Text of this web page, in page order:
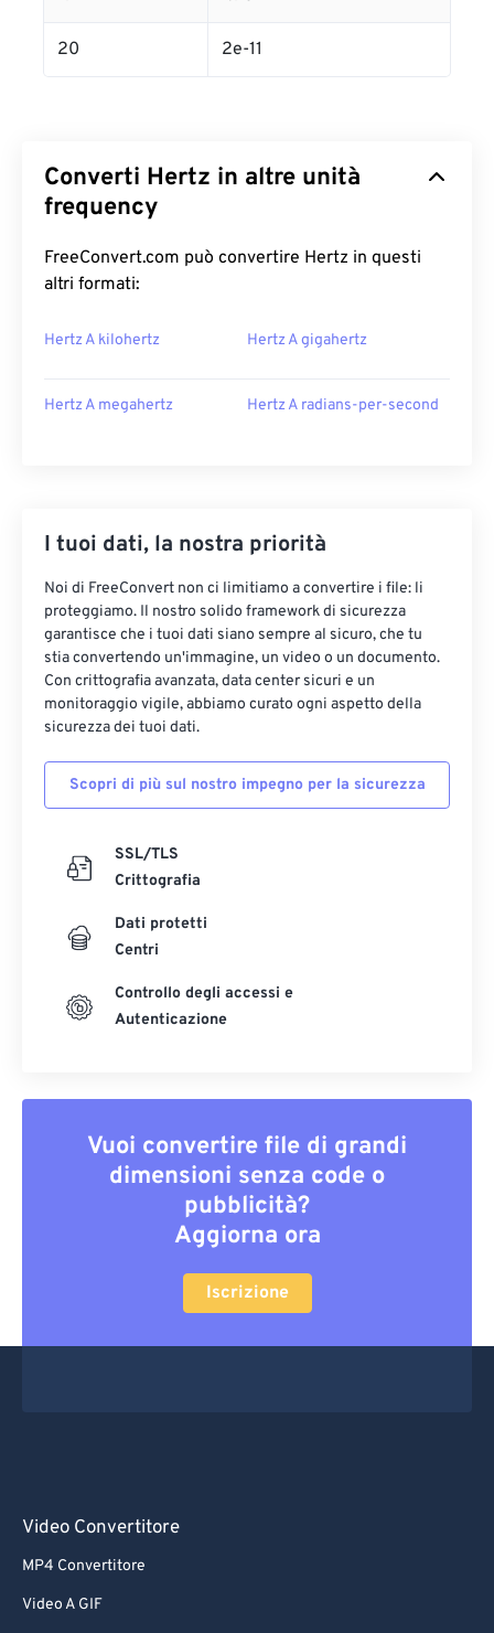
20 2e-11
Converti Hertz in altre unità
frequency
FreeConvert.com può convertire Hertz in questi
altri formati:
Hertz A kilohertz Hertz A gigahertz
Hertz A megahertz Hertz A radians-per-second
I tuoi dati, la nostra priorità
Noi di FreeConvert non ci limitiamo a convertire i file: li
proteggiamo. Il nostro solido framework di sicurezza
garantisce che i tuoi dati siano sempre al sicuro, che tu
stia convertendo un'immagine, un video o un documento.
Con crittografia avanzata, data center sicuri e un
monitoraggio vigile, abbiamo curato ogni aspetto della
sicurezza dei tuoi dati.
Scopri di più sul nostro impegno per la sicurezza
SSL/TLS
Crittografia
Dati protetti
Centri
Controllo degli accessi e
Autenticazione
Vuoi convertire file di grandi
dimensioni senza code o
pubblicità?
Aggiorna ora
Iscrizione
Video Convertitore
MP4 Convertitore
Video A GIF